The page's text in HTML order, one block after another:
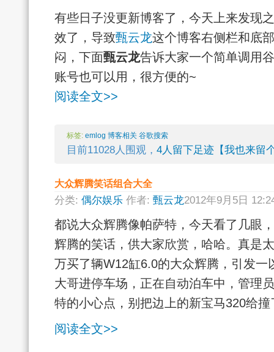
有些日子没更新博客了，今天上来发现
效了，导致甄云龙这个博客右侧栏和底
闷，下面甄云龙告诉大家一个简单调用
账号也可以用，很方便的~
阅读全文>>
标签: emlog 博客相关 谷歌搜索
目前11028人围观， 4人留下足迹【我也来留
大众辉腾笑话组合大全
分类: 偶尔娱乐 作者: 甄云龙2012年9月5日
都说大众辉腾像帕萨特，今天看了几眼
辉腾的笑话，供大家欣赏，哈哈。真是
万买了辆W12缸6.0的大众辉腾，引发一
大哥进停车场，正在自动泊车中，管理
特的小心点，别把边上的新宝马320给
阅读全文>>